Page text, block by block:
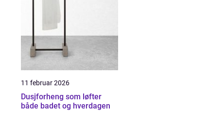
11 februar 2026
Dusjforheng som løfter
både badet og hverdagen